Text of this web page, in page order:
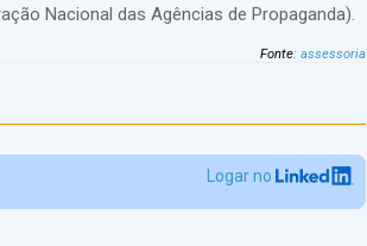
Nacional das Agências de Propaganda).
Fonte: assessoria
Logar no